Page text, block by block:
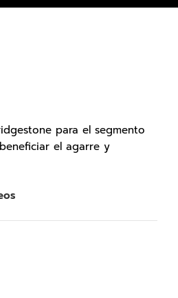
para el segmento
el agarre y